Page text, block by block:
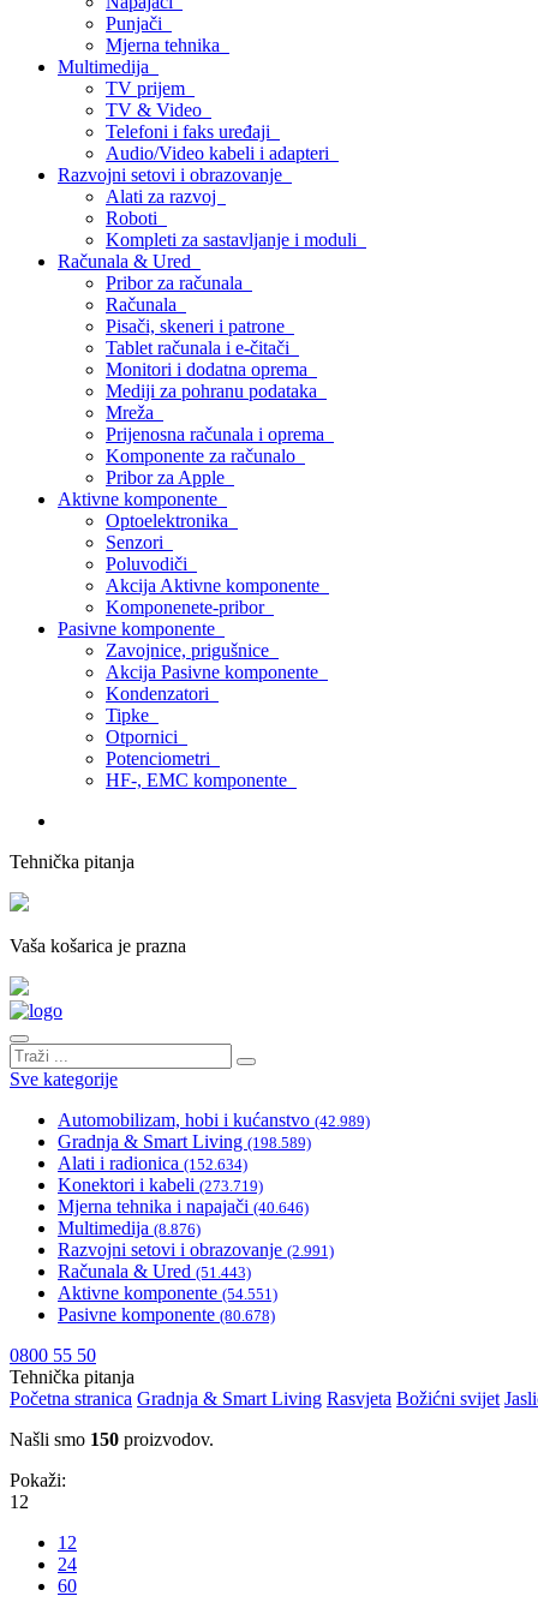
Punjači
Mjerna tehnika
Multimedija
TV prijem
TV & Video
Telefoni i faks uređaji
Audio/Video kabeli i adapteri
Razvojni setovi i obrazovanje
Alati za razvoj
Roboti
Kompleti za sastavljanje i moduli
Računala & Ured
Pribor za računala
Računala
Pisači, skeneri i patrone
Tablet računala i e-čitači
Monitori i dodatna oprema
Mediji za pohranu podataka
Mreža
Prijenosna računala i oprema
Komponente za računalo
Pribor za Apple
Aktivne komponente
Optoelektronika
Senzori
Poluvodiči
Akcija Aktivne komponente
Komponenete-pribor
Pasivne komponente
Zavojnice, prigušnice
Akcija Pasivne komponente
Kondenzatori
Tipke
Otpornici
Potenciometri
HF-, EMC komponente
Tehnička pitanja
Vaša košarica je prazna
Sve kategorije
Automobilizam, hobi i kućanstvo (42.989)
Gradnja & Smart Living (198.589)
Alati i radionica (152.634)
Konektori i kabeli (273.719)
Mjerna tehnika i napajači (40.646)
Multimedija (8.876)
Razvojni setovi i obrazovanje (2.991)
Računala & Ured (51.443)
Aktivne komponente (54.551)
Pasivne komponente (80.678)
0800 55 50
Tehnička pitanja
Početna stranica Gradnja & Smart Living Rasvjeta Božićni svijet
Našli smo 150 proizvodov.
Pokaži:
12
12
24
60